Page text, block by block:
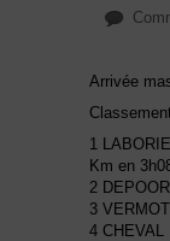
Arrivée
1
Km en
2
3
4